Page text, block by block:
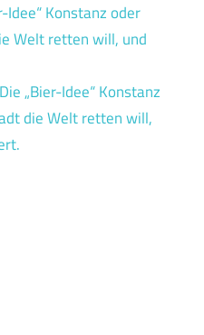
Idee“ Konstanz oder
Welt retten will, und
Die „Bier-Idee“ Konstanz
die Welt retten will,